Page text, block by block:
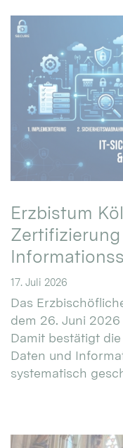
Erzbistum
17. Juli 2026
Das
dem 26. Juni
Damit bestätigt
Daten und
systematisch